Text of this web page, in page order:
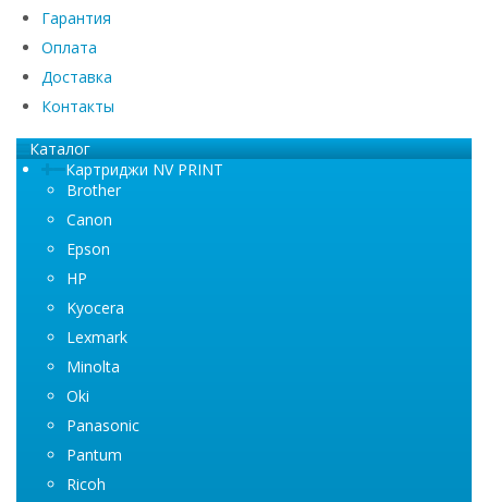
Гарантия
Оплата
Доставка
Контакты
Каталог
Картриджи NV PRINT
Brother
Canon
Epson
HP
Kyocera
Lexmark
Minolta
Oki
Panasonic
Pantum
Ricoh